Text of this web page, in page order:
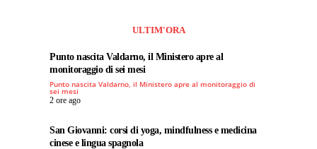
ULTIM'ORA
Punto nascita Valdarno, il Ministero apre al
monitoraggio di sei mesi
Punto nascita Valdarno, il Ministero apre al monitoraggio di
sei mesi
2 ore ago
San Giovanni: corsi di yoga, mindfulness e medicina
cinese e lingua spagnola